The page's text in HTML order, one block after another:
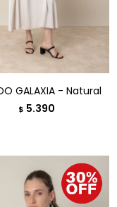
GALAXIA - Natural
$ 5.390